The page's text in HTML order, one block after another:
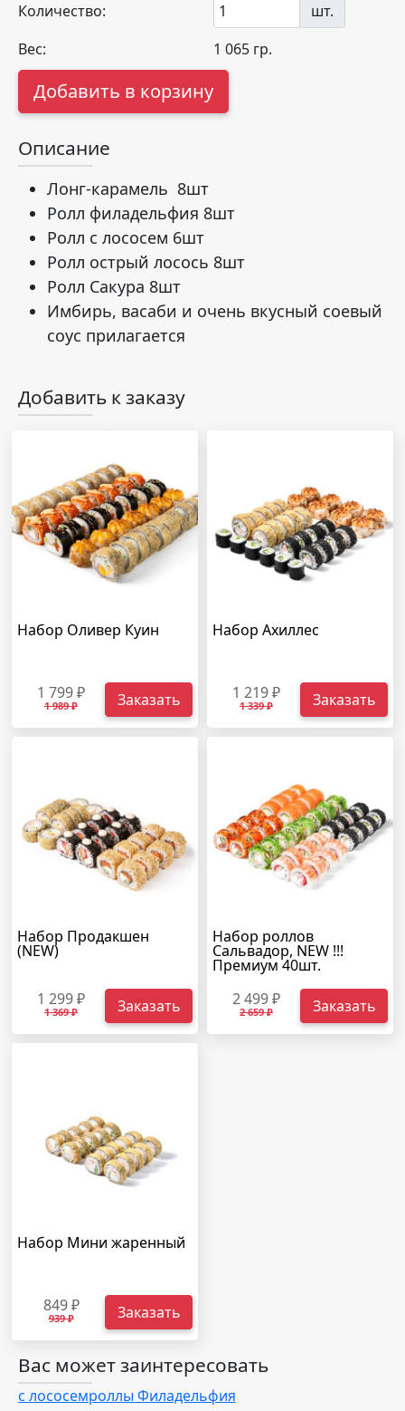
Количество:
шт.
Вес:
1 065 гр.
Добавить в корзину
Описание
Лонг-карамель 8шт
Ролл филадельфия 8шт
Ролл с лососем 6шт
Ролл острый лосось 8шт
Ролл Сакура 8шт
Имбирь, васаби и очень вкусный соевый
соус прилагается
Добавить к заказу
Набор Оливер Куин
1 799 ₽
1 989 ₽ Заказать
Набор Ахиллес
1 219 ₽
1 339 ₽ Заказать
Набор Продакшен
(NEW)
1 299 ₽
1 369 ₽ Заказать
Набор роллов
Сальвадор, NEW !!!
Премиум 40шт.
2 499 ₽
2 659 ₽ Заказать
Набор Мини жаренный
849 ₽
939 ₽ Заказать
Вас может заинтересовать
с лососемроллы Филадельфия